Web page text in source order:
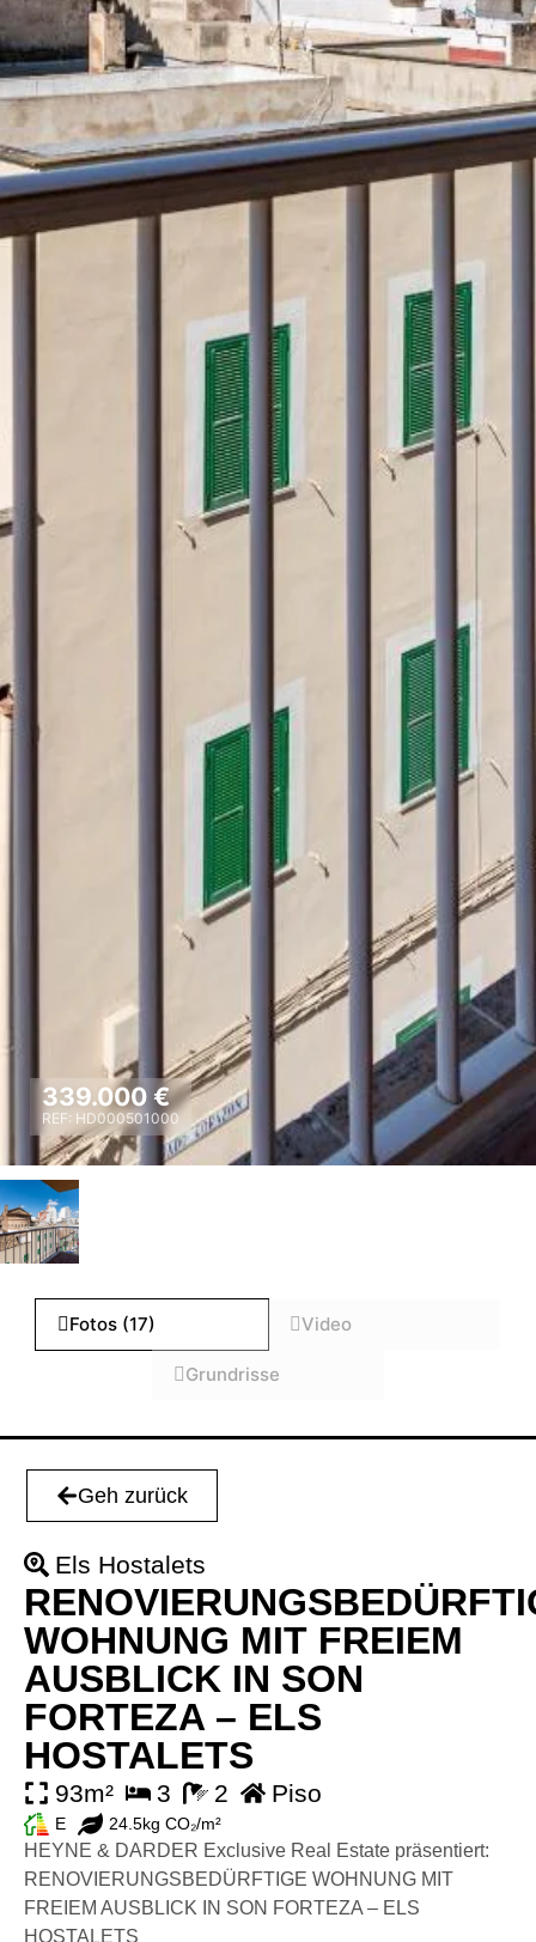
339.000 €
REF: HD000501000
Fotos (17) Video
Grundrisse
Geh zurück
Els Hostalets
WOHNUNG MIT FREIEM
AUSBLICK IN SON
FORTEZA – ELS
HOSTALETS
93m² 3 2 Piso
E 24.5kg CO₂/m²
HEYNE & DARDER Exclusive Real Estate präsentiert:
RENOVIERUNGSBEDÜRFTIGE WOHNUNG MIT
FREIEM AUSBLICK IN SON FORTEZA – ELS
HOSTALETS